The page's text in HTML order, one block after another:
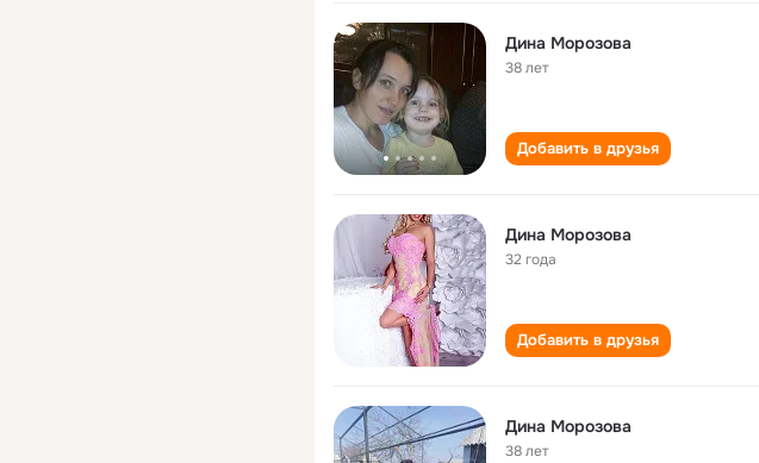
Дина Морозова
38 лет
Добавить в друзья
Дина Морозова
32 года
Добавить в друзья
Дина Морозова
38 лет